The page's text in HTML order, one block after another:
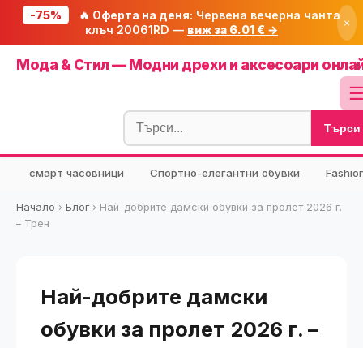
-75% 🔥 Оферта на деня: Червена вечерна чанта
клъч 20061RD — виж за 6.01 € → ×
Мода & Стил — Модни дрехи и аксесоари
Начало
🔥 Намаления
🧮 Калкулатори Търси
смарт часовници Спортно-елегантни обувки
Начало › Блог› Най-добрите дамски обувки за пролет 2026 г.
– Трен
Най-добрите дамски
обувки за пролет 2026 г. –